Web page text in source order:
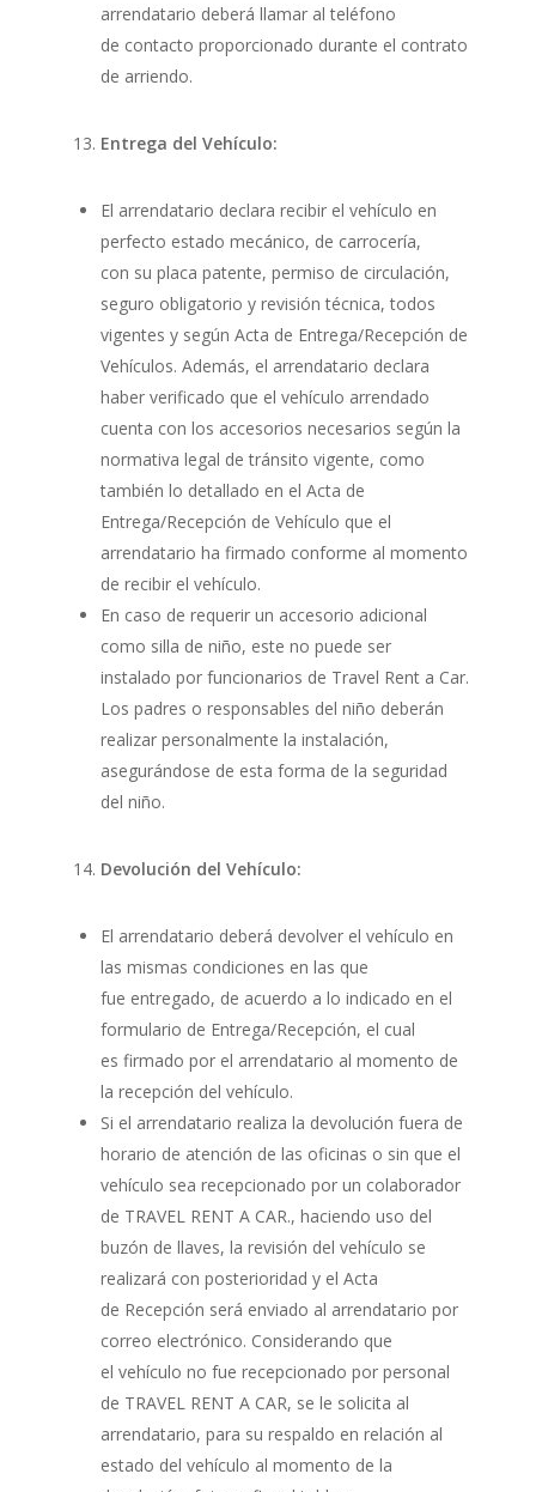
arrendatario deberá llamar al teléfono
de contacto proporcionado durante el contrato
de arriendo.
Entrega del Vehículo:
El arrendatario declara recibir el vehículo en
perfecto estado mecánico, de carrocería,
con su placa patente, permiso de circulación,
seguro obligatorio y revisión técnica, todos
vigentes y según Acta de Entrega/Recepción de
Vehículos. Además, el arrendatario declara
haber verificado que el vehículo arrendado
cuenta con los accesorios necesarios según la
normativa legal de tránsito vigente, como
también lo detallado en el Acta de
Entrega/Recepción de Vehículo que el
arrendatario ha firmado conforme al momento
de recibir el vehículo.
En caso de requerir un accesorio adicional
como silla de niño, este no puede ser
instalado por funcionarios de Travel Rent a Car.
Los padres o responsables del niño deberán
realizar personalmente la instalación,
asegurándose de esta forma de la seguridad
del niño.
Devolución del Vehículo:
El arrendatario deberá devolver el vehículo en
las mismas condiciones en las que
fue entregado, de acuerdo a lo indicado en el
formulario de Entrega/Recepción, el cual
es firmado por el arrendatario al momento de
la recepción del vehículo.
Si el arrendatario realiza la devolución fuera de
horario de atención de las oficinas o sin que el
vehículo sea recepcionado por un colaborador
de TRAVEL RENT A CAR., haciendo uso del
buzón de llaves, la revisión del vehículo se
realizará con posterioridad y el Acta
de Recepción será enviado al arrendatario por
correo electrónico. Considerando que
el vehículo no fue recepcionado por personal
de TRAVEL RENT A CAR, se le solicita al
arrendatario, para su respaldo en relación al
estado del vehículo al momento de la